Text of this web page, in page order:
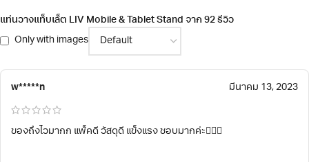
แท่นวางแท็บเล็ต LIV Mobile & Tablet Stand จาก 92 รีวิว
Only with images
w*****n มีนาคม 13, 2023
ของถึงไวมากก แพ็คดี วัสดุดี แข็งแรง ชอบมากค่ะ👍🏻✨